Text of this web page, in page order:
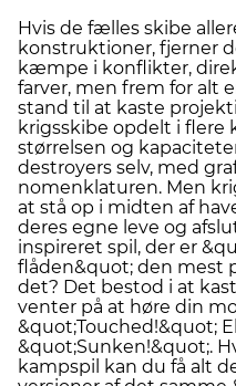
Hvis de fælles skibe
konstruktioner, fjerner
kæmpe i konflikter,
farver, men frem for alt
stand til at kaste
krigsskibe opdelt i flere
størrelsen og
destroyers selv, med
nomenklaturen. Men
at stå op i midten af
deres egne leve og
inspireret spil, der er
flåden&quot; den mest
det? Det bestod i at
venter på at høre din
&quot;Touched!&quot;
&quot;Sunken!&quot;.
kampspil kan du få alt